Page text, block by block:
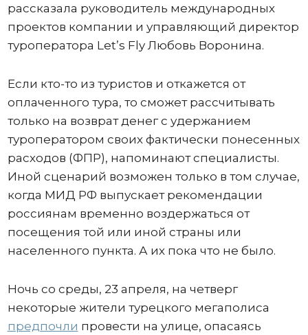
рассказала руководитель международных
проектов компании и управляющий директор
туроператора Let’s Fly Любовь Воронина.
Если кто-то из туристов и откажется от
оплаченного тура, то сможет рассчитывать
только на возврат денег с удержанием
туроператором своих фактически понесенных
расходов (ФПР), напоминают специалисты.
Иной сценарий возможен только в том случае,
когда МИД РФ выпускает рекомендации
россиянам временно воздержаться от
посещения той или иной страны или
населенного пункта. А их пока что не было.
Ночь со среды, 23 апреля, на четверг
некоторые жители турецкого мегаполиса
предпочли провести на улице, опасаясь